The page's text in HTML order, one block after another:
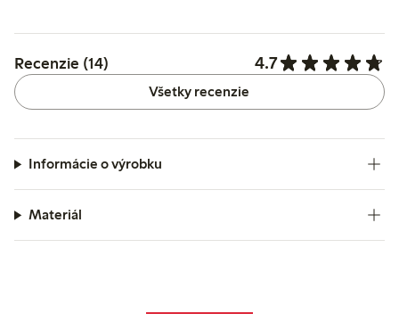
Recenzie (14) 4.7
Všetky recenzie
Informácie o výrobku
Materiál